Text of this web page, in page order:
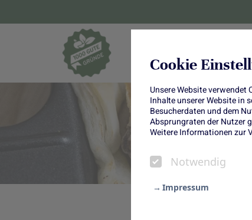
Cookie
Unsere Website
Inhalte unserer Website in
Besucherdaten und dem
Absprungraten der Nutzer
Weitere Informationen zur
Notwendig
Impressum